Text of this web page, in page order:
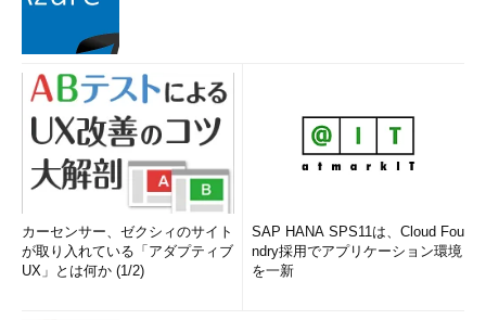
カーセンサー、ゼクシィのサイト
が取り入れている「アダプティブ
UX」とは何か (1/2)
SAP HANA SPS11は、Cloud Fou
ndry採用でアプリケーション環境
を一新